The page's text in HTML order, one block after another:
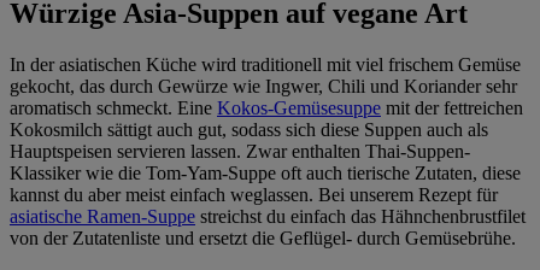
Würzige Asia-Suppen auf vegane Art
In der asiatischen Küche wird traditionell mit viel frischem Gemüse
gekocht, das durch Gewürze wie Ingwer, Chili und Koriander sehr
aromatisch schmeckt. Eine Kokos-Gemüsesuppe mit der fettreichen
Kokosmilch sättigt auch gut, sodass sich diese Suppen auch als
Hauptspeisen servieren lassen. Zwar enthalten Thai-Suppen-
Klassiker wie die Tom-Yam-Suppe oft auch tierische Zutaten, diese
kannst du aber meist einfach weglassen. Bei unserem Rezept für
asiatische Ramen-Suppe streichst du einfach das Hähnchenbrustfilet
von der Zutatenliste und ersetzt die Geflügel- durch Gemüsebrühe.